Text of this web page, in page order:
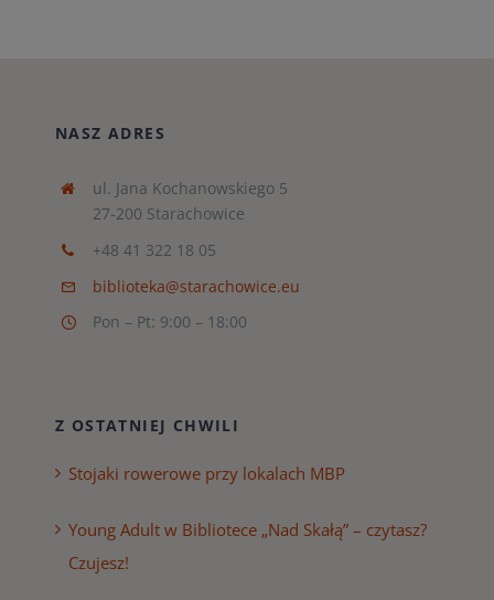
NASZ ADRES
ul. Jana Kochanowskiego 5
27-200 Starachowice
+48 41 322 18 05
biblioteka@starachowice.eu
Pon – Pt: 9:00 – 18:00
Z OSTATNIEJ CHWILI
Stojaki rowerowe przy lokalach MBP
Young Adult w Bibliotece „Nad Skałą” – czytasz?
Czujesz!